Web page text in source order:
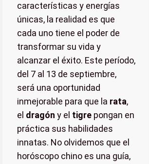
características y energías
únicas, la realidad es que
cada uno tiene el poder de
transformar su vida y
alcanzar el éxito. Este período,
del 7 al 13 de septiembre,
será una oportunidad
inmejorable para que la rata,
el dragón y el tigre pongan en
práctica sus habilidades
innatas. No olvidemos que el
horóscopo chino es una guía,